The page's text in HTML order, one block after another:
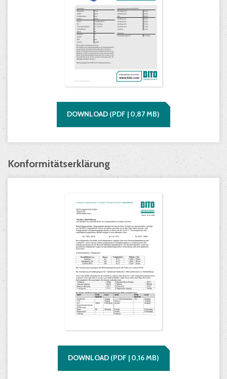
DOWNLOAD (PDF | 0,87MB)
Konformitätserklärung
DOWNLOAD (PDF | 0,16MB)